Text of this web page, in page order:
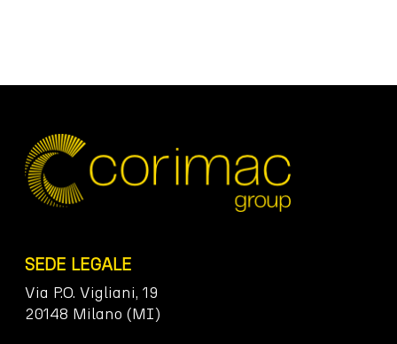
SEDE LEGALE
Via P.O. Vigliani, 19
20148 Milano (MI)